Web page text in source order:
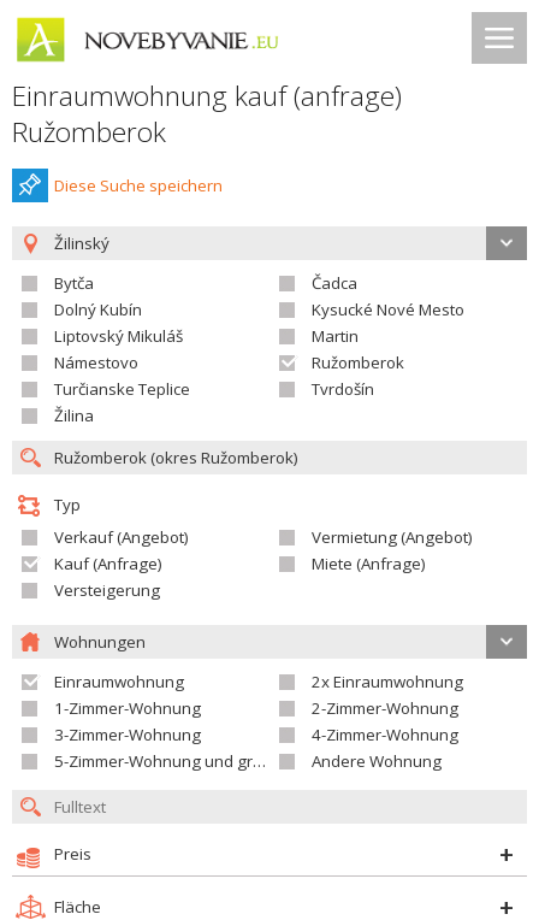
Einraumwohnung kauf (anfrage)
Ružomberok
Diese Suche speichern
Žilinský
Bytča
Čadca
Dolný Kubín
Kysucké Nové Mesto
Liptovský Mikuláš
Martin
Námestovo
Ružomberok
Turčianske Teplice
Tvrdošín
Žilina
Typ
Verkauf (Angebot)
Vermietung (Angebot)
Kauf (Anfrage)
Miete (Anfrage)
Versteigerung
Wohnungen
Einraumwohnung
2x Einraumwohnung
1-Zimmer-Wohnung
2-Zimmer-Wohnung
3-Zimmer-Wohnung
4-Zimmer-Wohnung
5-Zimmer-Wohnung und größer
Andere Wohnung
Preis
Fläche